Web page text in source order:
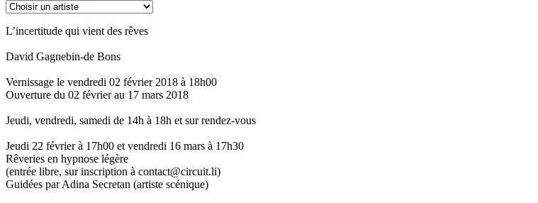
L’incertitude qui vient des rêves
David Gagnebin-de Bons
Vernissage le vendredi 02 février 2018 à 18h00
Ouverture du 02 février au 17 mars 2018
Jeudi, vendredi, samedi de 14h à 18h et sur rendez-vous
Jeudi 22 février à 17h00 et vendredi 16 mars à 17h30
Rêveries en hypnose légère
(entrée libre, sur inscription à contact@circuit.li)
Guidées par Adina Secretan (artiste scénique)